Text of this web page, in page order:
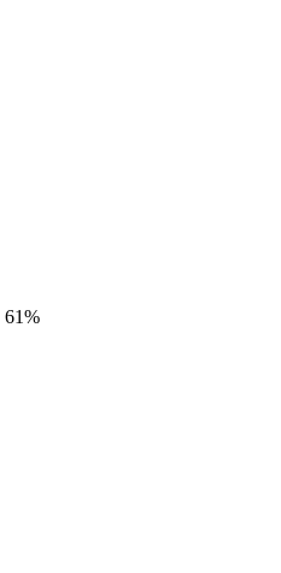
61%